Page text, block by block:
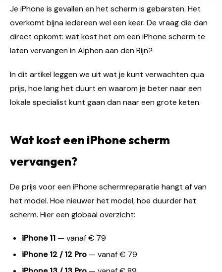
Je iPhone is gevallen en het scherm is gebarsten. Het
overkomt bijna iedereen wel een keer. De vraag die dan
direct opkomt: wat kost het om een iPhone scherm te
laten vervangen in Alphen aan den Rijn?
In dit artikel leggen we uit wat je kunt verwachten qua
prijs, hoe lang het duurt en waarom je beter naar een
lokale specialist kunt gaan dan naar een grote keten.
Wat kost een iPhone scherm
vervangen?
De prijs voor een iPhone schermreparatie hangt af van
het model. Hoe nieuwer het model, hoe duurder het
scherm. Hier een globaal overzicht:
iPhone 11 — vanaf € 79
iPhone 12 / 12 Pro — vanaf € 79